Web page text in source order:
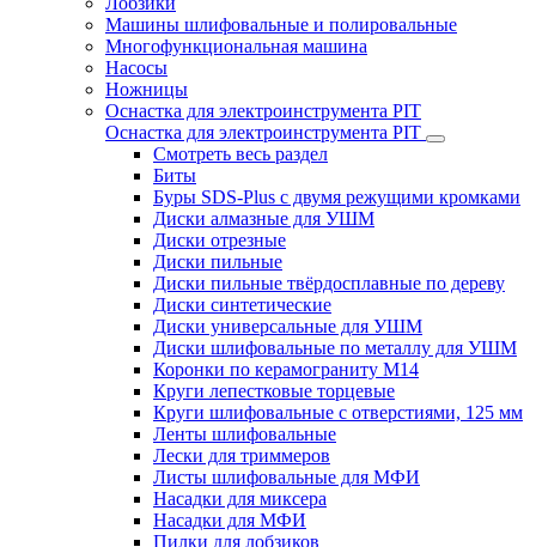
Машины шлифовальные и полировальные
Многофункциональная машина
Насосы
Ножницы
Оснастка для электроинструмента PIT
Оснастка для электроинструмента PIT
Смотреть весь раздел
Биты
Буры SDS-Plus c двумя режущими кромками
Диски алмазные для УШМ
Диски отрезные
Диски пильные
Диски пильные твёрдосплавные по дереву
Диски синтетические
Диски универсальные для УШМ
Диски шлифовальные по металлу для УШМ
Коронки по керамограниту M14
Круги лепестковые торцевые
Круги шлифовальные с отверстиями, 125 мм
Ленты шлифовальные
Лески для триммеров
Листы шлифовальные для МФИ
Насадки для миксера
Насадки для МФИ
Пилки для лобзиков